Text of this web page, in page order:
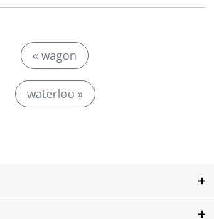
« wagon
waterloo »